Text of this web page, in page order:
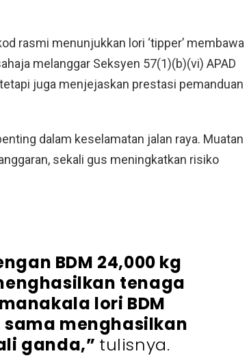
rasmi menunjukkan lori ‘tipper’ membawa
melanggar Seksyen 57(1)(b)(vi) APAD
juga menjejaskan prestasi pemanduan
dalam keselamatan jalan raya. Muatan
sekali gus meningkatkan risiko
BDM 24,000 kg
tenaga
lori BDM
sama menghasilkan
ganda,” tulisnya.